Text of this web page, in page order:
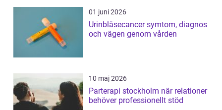
01 juni 2026
Urinblåsecancer symtom, diagnos
och vägen genom vården
10 maj 2026
Parterapi stockholm när relationer
behöver professionellt stöd